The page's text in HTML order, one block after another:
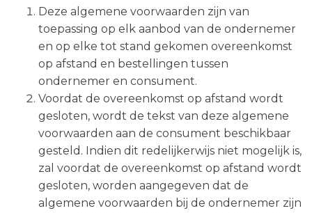
Deze algemene voorwaarden zijn van
toepassing op elk aanbod van de ondernemer
en op elke tot stand gekomen overeenkomst
op afstand en bestellingen tussen
ondernemer en consument.
Voordat de overeenkomst op afstand wordt
gesloten, wordt de tekst van deze algemene
voorwaarden aan de consument beschikbaar
gesteld. Indien dit redelijkerwijs niet mogelijk is,
zal voordat de overeenkomst op afstand wordt
gesloten, worden aangegeven dat de
algemene voorwaarden bij de ondernemer zijn